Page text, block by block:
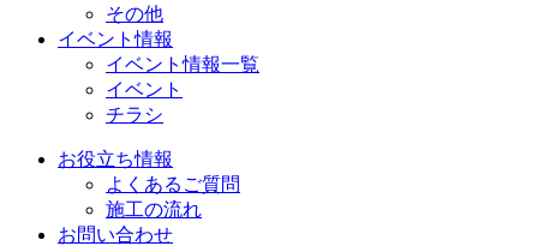
その他
イベント情報
イベント情報一覧
イベント
チラシ
お役立ち情報
よくあるご質問
施工の流れ
お問い合わせ